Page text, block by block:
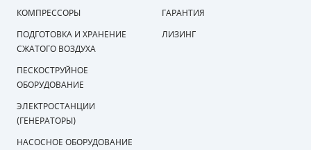
КОМПРЕССОРЫ
ПОДГОТОВКА И ХРАНЕНИЕ
СЖАТОГО ВОЗДУХА
ПЕСКОСТРУЙНОЕ
ОБОРУДОВАНИЕ
ЭЛЕКТРОСТАНЦИИ
(ГЕНЕРАТОРЫ)
НАСОСНОЕ ОБОРУДОВАНИЕ
ГАРАНТИЯ
ЛИЗИНГ